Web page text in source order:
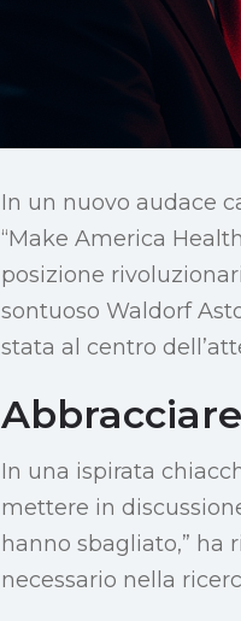
In un nuovo audace
“Make America
posizione
sontuoso Waldorf
stata al centro
In una ispirata
mettere in
hanno sbagliato,” ha
necessario nella